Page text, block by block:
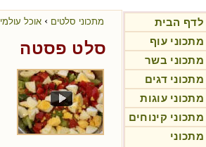
לדף הבית
מתכוני עוף
מתכוני בשר
מתכוני דגים
מתכוני עוגות
מתכוני קינוחים
מתכוני
מתכוני סלטים › אוכל עולמי
סלט פסטה